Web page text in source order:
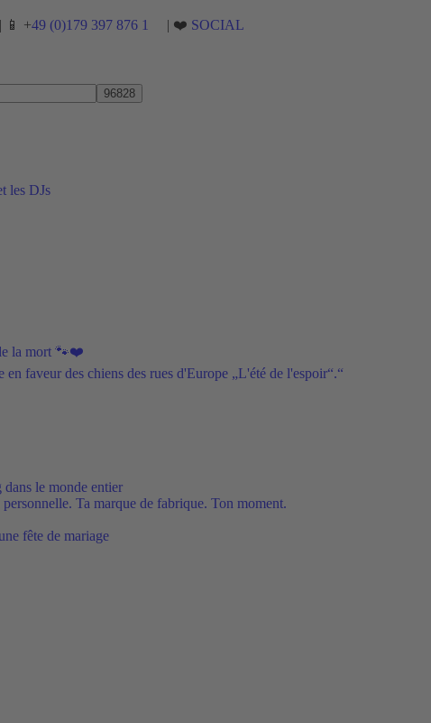
+49 (0)179 397 876 1 | ❤️ SOCIAL
les DJs
la mort 🐾❤️
en faveur des chiens des rues d'Europe „L'été de l'espoir“.“
le monde entier
Ta marque de fabrique. Ton moment.
fête de mariage